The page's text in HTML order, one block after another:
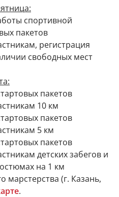
спортивной
пакетов
регистрация
свободных мест
пакетов
10 км
пакетов
5 км
пакетов
детских забегов и
на 1 км
марстерства (г. Казань,
.